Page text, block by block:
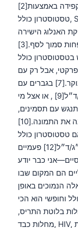
בעוד ש[1] טסטוסטרון חופשי מחושב בקפידה באמצעות[2]
טסטוסטרון כולל, SHBG ואלבומין הוא לעיתים קרובות
האנלוג הישירה
הנפוצה היא זו שאני סומך עליה הכי פחות סמוך לסף.[3]
בטסטוסטרון כולל
נ״ג/ד״ל[5] כסף פרקטי, אבל רק עם
תסמינים ו[6] שני תוצאות מוקדמות בבוקר.[7] בגברים עם
טסטוסטרון כולל סביב[8] 230-317 נ״ג/ד״ל[9] , או אצל מי
עם תסמינים,
טסטוסטרון חופשי לעיתים קרובות משנה את התמונה.[10]
טסטוסטרון כולל
נמוך בצורה ברורה—למשל[11] 150 נ״ג/ד״ל[12] פעמיים
כבר יודע
הם המקום שבו
הנמוכים באופן
כולל וחופשי הוא הכי
בלוטת התריס,
מחלות כבד, HIV, חשיפה לאסטרוגן, שימוש בתרופות נוגדות